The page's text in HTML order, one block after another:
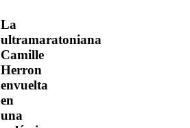
La
ultramaratoniana
Camille
Herron
envuelta
en
una